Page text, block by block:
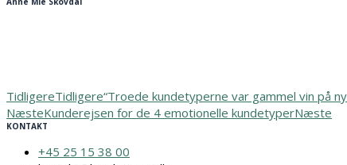
TidligereTidligere“Troede kundetyperne var gammel vin på
NæsteKunderejsen for de 4 emotionelle kundetyperNæste
KONTAKT
+45 25 15 38 00